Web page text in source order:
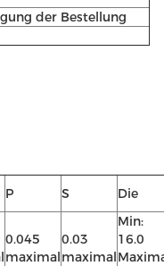
der Bestellung
P S Die
0.045
maximal
0.03
maximal
Min:
16.0